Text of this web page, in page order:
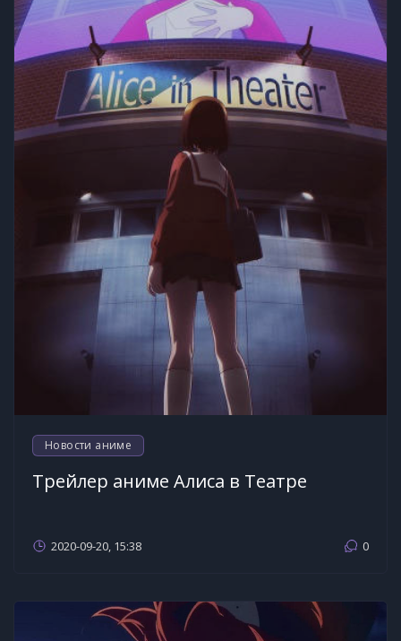
Новости аниме
Трейлер аниме Алиса в Театре
2020-09-20, 15:38 0